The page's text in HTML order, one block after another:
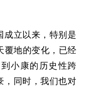
立以来，特别是
覆地的变化，已经
小康的历史性跨
，同时，我们也对